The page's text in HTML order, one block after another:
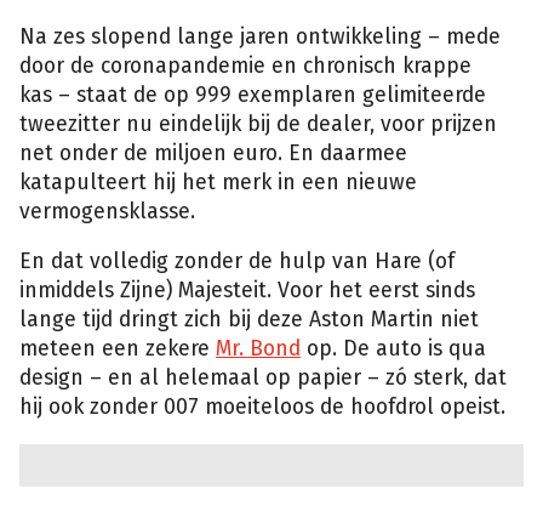
Na zes slopend lange jaren ontwikkeling – mede
door de coronapandemie en chronisch krappe
kas – staat de op 999 exemplaren gelimiteerde
tweezitter nu eindelijk bij de dealer, voor prijzen
net onder de miljoen euro. En daarmee
katapulteert hij het merk in een nieuwe
vermogensklasse.
En dat volledig zonder de hulp van Hare (of
inmiddels Zijne) Majesteit. Voor het eerst sinds
lange tijd dringt zich bij deze Aston Martin niet
meteen een zekere Mr. Bond op. De auto is qua
design – en al helemaal op papier – zó sterk, dat
hij ook zonder 007 moeiteloos de hoofdrol opeist.